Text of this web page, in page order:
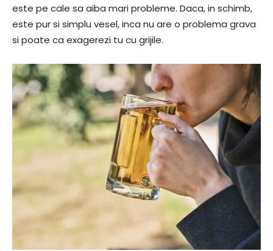
este pe cale sa aiba mari probleme. Daca, in schimb,
este pur si simplu vesel, inca nu are o problema grava
si poate ca exagerezi tu cu grijile.